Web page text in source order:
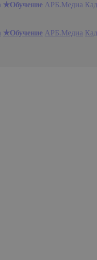
★Обучение АРБ.Медиа
★Обучение АРБ.Медиа